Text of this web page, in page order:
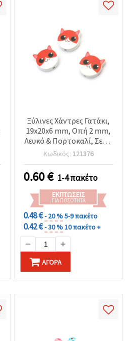
Ξύλινες Χάντρες Γατάκι,
19x20x6 mm, Οπή 2 mm,
Λευκό & Πορτοκαλί, Σετ 5
τμχ – για Κοσμήματα,
Βραχιόλια, Κολιέ και DIY
Διακοσμήσεις
Κωδικός: 121376
0.60€ 1-4 πακέτο
ΕΚΠΤΏΣΕΙΣ
ΓΙΑ ΠΟΣΌΤΗΤΑ
0.48 €- 20 %5-9 πακέτο
0.42 €- 30 %10 πακέτο +
ΑΓΟΡΆ